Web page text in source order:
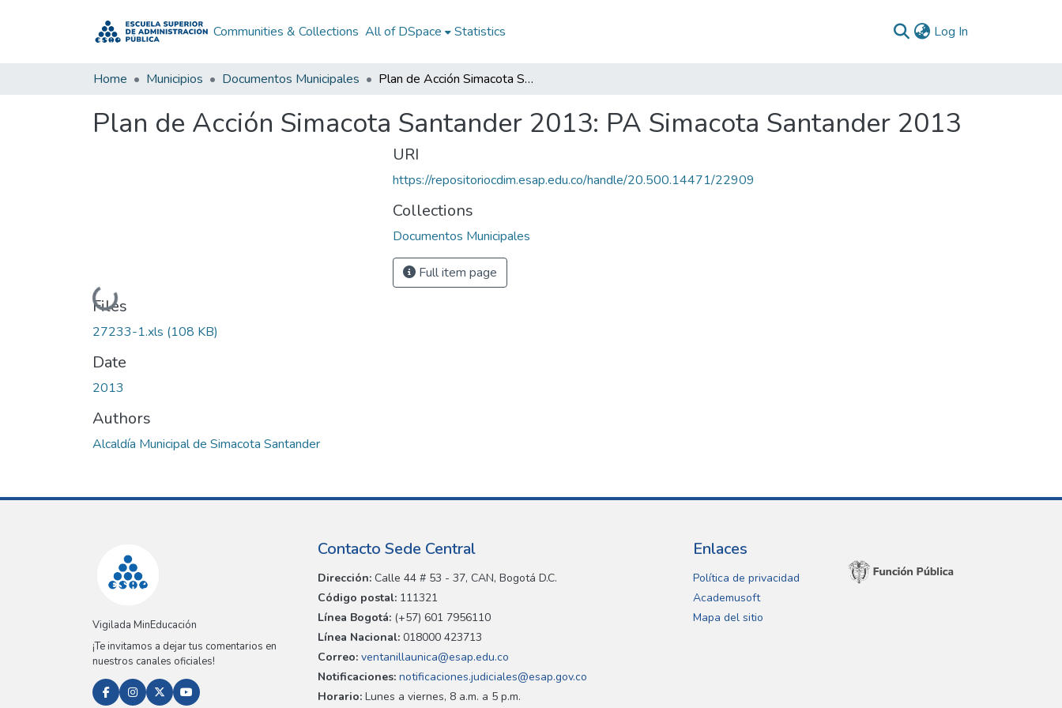
Communities & Collections All of DSpace Statistics Log In
Home Municipios Documentos Municipales Plan de Acción Simacota Santander 2013: PA Simacota Santander 2013
Plan de Acción Simacota Santander 2013: PA Simacota Santander 2013
Loading...
Files
27233-1.xls (108 KB)
Date
2013
Authors
Alcaldía Municipal de Simacota Santander
URI
https://repositoriocdim.esap.edu.co/handle/20.500.14471/22909
Collections
Documentos Municipales
Full item page
Vigilada MinEducación
¡Te invitamos a dejar tus comentarios en
nuestros canales oficiales!
Contacto Sede Central
Dirección: Calle 44 # 53 - 37, CAN, Bogotá D.C.
Código postal: 111321
Línea Bogotá: (+57) 601 7956110
Línea Nacional: 018000 423713
Correo: ventanillaunica@esap.edu.co
Notificaciones: notificaciones.judiciales@esap.gov.co
Horario: Lunes a viernes, 8 a.m. a 5 p.m.
Enlaces
Política de privacidad
Academusoft
Mapa del sitio